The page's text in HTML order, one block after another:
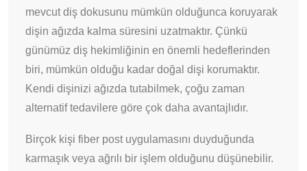
mevcut diş dokusunu mümkün olduğunca koruyarak
dişin ağızda kalma süresini uzatmaktır. Çünkü
günümüz diş hekimliğinin en önemli hedeflerinden
biri, mümkün olduğu kadar doğal dişi korumaktır.
Kendi dişinizi ağızda tutabilmek, çoğu zaman
alternatif tedavilere göre çok daha avantajlıdır.
Birçok kişi fiber post uygulamasını duyduğunda
karmaşık veya ağrılı bir işlem olduğunu düşünebilir.